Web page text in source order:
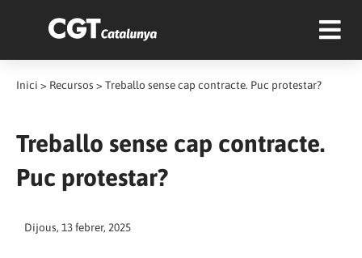
Inici > Recursos > Treballo ‬sense cap contracte. Puc protestar?
Treballo ‬sense cap contracte.
Puc protestar?
Dijous, 13 febrer, 2025